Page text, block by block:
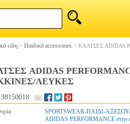
είδη > Παιδικά accessories > ΚΑΛΤΣΕΣ ADIDAS
ADIDAS
ΛΕΥΚΕΣ
SPORTSWEAR-ΠΑΙΔΙ-
ADIDAS PERFORMANCE